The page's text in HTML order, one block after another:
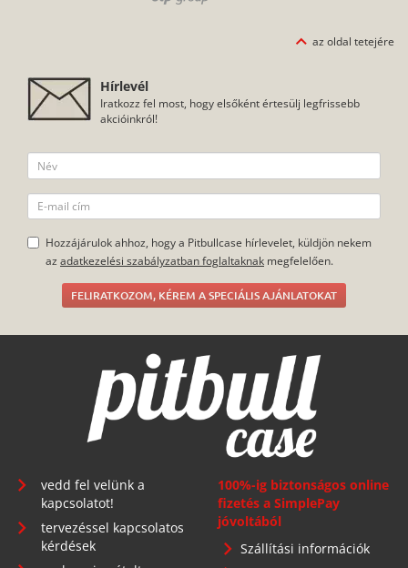
az oldal tetejére
Hírlevél
Iratkozz fel most, hogy elsőként értesülj legfrissebb
akcióinkról!
Hozzájárulok ahhoz, hogy a Pitbullcase hírlevelet, küldjön nekem
az adatkezelési szabályzatban foglaltaknak megfelelően.
FELIRATKOZOM, KÉREM A SPECIÁLIS AJÁNLATOKAT
vedd fel velünk a
kapcsolatot!
tervezéssel kapcsolatos
kérdések
100%-ig biztonságos online
fizetés a SimplePay
jóvoltából
Szállítási információk